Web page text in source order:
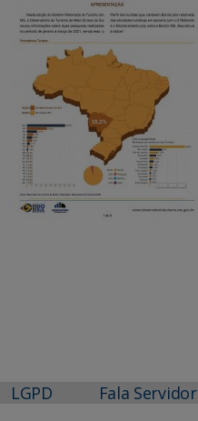
LGPD Fala Servidor